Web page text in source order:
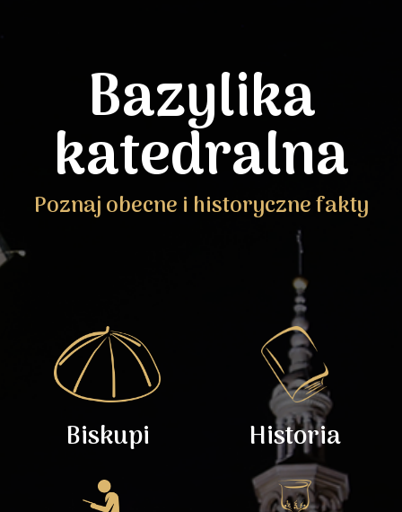
Bazylika
katedralna
Poznaj obecne i historyczne fakty
Biskupi Historia